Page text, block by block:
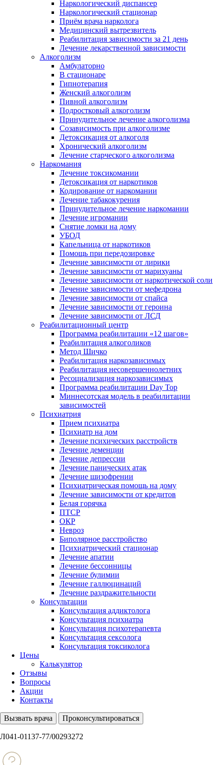
Наркологический диспансер
Наркологический стационар
Приём врача нарколога
Медицинский вытрезвитель
Реабилитация зависимости за 21 день
Лечение лекарственной зависимости
Алкоголизм
Амбулаторно
В стационаре
Гипнотерапия
Женский алкоголизм
Пивной алкоголизм
Подростковый алкоголизм
Принудительное лечение алкоголизма
Созависимость при алкоголизме
Детоксикация от алкоголя
Хронический алкоголизм
Лечение старческого алкоголизма
Наркомания
Лечение токсикомании
Детоксикация от наркотиков
Кодирование от наркомании
Лечение табакокурения
Принудительное лечение наркомании
Лечение игромании
Снятие ломки на дому
УБОД
Капельница от наркотиков
Помощь при передозировке
Лечение зависимости от лирики
Лечение зависимости от марихуаны
Лечение зависимости от наркотической соли
Лечение зависимости от мефедрона
Лечение зависимости от спайса
Лечение зависимости от героина
Лечение зависимости от ЛСД
Реабилитационный центр
Программа реабилитации «12 шагов»
Реабилитация алкоголиков
Метод Шичко
Реабилитация наркозависимых
Реабилитация несовершеннолетних
Ресоциализация наркозависимых
Программа реабилитации Day Top
Миннесотская модель в реабилитации
зависимостей
Психиатрия
Прием психиатра
Психиатр на дом
Лечение психических расстройств
Лечение деменции
Лечение депрессии
Лечение панических атак
Лечение шизофрении
Психиатрическая помощь на дому
Лечение зависимости от кредитов
Белая горячка
ПТСР
ОКР
Невроз
Биполярное расстройство
Психиатрический стационар
Лечение апатии
Лечение бессонницы
Лечение булимии
Лечение галлюцинаций
Лечение раздражительности
Консультации
Консультация аддиктолога
Консультация психиатра
Консультация психотерапевта
Консультация сексолога
Консультация токсиколога
Цены
Калькулятор
Отзывы
Вопросы
Акции
Контакты
Вызвать врача Проконсультироваться
Л041-01137-77/00293272